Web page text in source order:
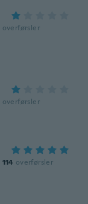
overførsler
overførsler
114 overførsler